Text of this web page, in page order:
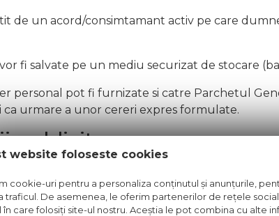
de un acord/consimtamant activ pe care
fi salvate pe un mediu securizat de stocare
personal pot fi furnizate si catre Parchetul
ca urmare a unor cereri expres formulate.
publicitare
pentru marketing si campanii online
legate de promotiile noastre, produse
website foloseste cookies
cookie-uri pentru a personaliza conținutul și anunțurile,
traficul. De asemenea, le oferim partenerilor de rețele
în care folosiți site-ul nostru. Aceștia le pot combina cu alte